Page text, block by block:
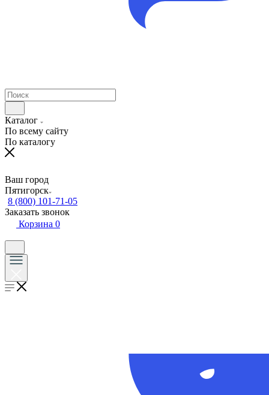
Каталог
По всему сайту
По каталогу
Ваш город
Пятигорск
8 (800) 101-71-05
Заказать звонок
Корзина 0